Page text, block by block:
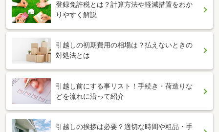
登録免許税とは？計算方法や軽減措置をわか
りやすく解説
引越しの初期費用の相場は？払えないときの
対処法とは
引越し前にする事リスト！手続き・荷造りな
どを流れに沿って紹介
引越しの挨拶は必要？適切な時間や粗品・手